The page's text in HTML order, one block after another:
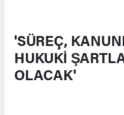
'SÜREÇ,
HUKUKİ
OLACAK'